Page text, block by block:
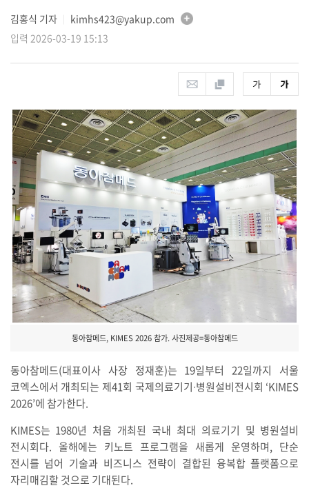
김홍식 기자
kimhs423@yakup.com
입력 2026-03-19 15:13
동아참메드, KIMES 2026 참가. 사진제공=동아참메드
동아참메드(대표이사 사장 정재훈)는 19일부터 22일까지 서울
코엑스에서 개최되는 제41회 국제의료기기∙병원설비전시회 ‘KIMES
2026’에 참가한다.
KIMES는 1980년 처음 개최된 국내 최대 의료기기 및 병원설비
전시회다. 올해에는 키노트 프로그램을 새롭게 운영하며, 단순
전시를 넘어 기술과 비즈니스 전략이 결합된 융복합 플랫폼으로
자리매김할 것으로 기대된다.